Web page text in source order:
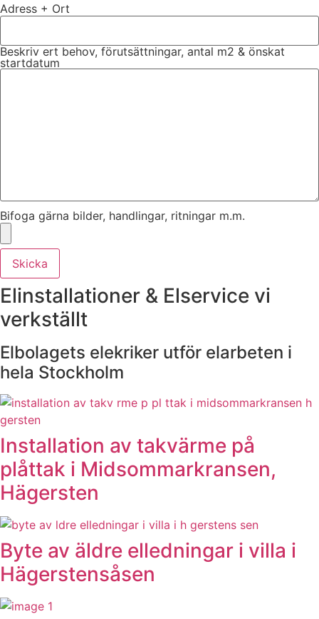
Adress + Ort
Beskriv ert behov, förutsättningar, antal m2 & önskat
startdatum
Bifoga gärna bilder, handlingar, ritningar m.m.
Skicka
Elinstallationer & Elservice vi
verkställt
Elbolagets elekriker utför elarbeten i
hela Stockholm
Installation av takvärme på
plåttak i Midsommarkransen,
Hägersten
Byte av äldre elledningar i villa i
Hägerstensåsen